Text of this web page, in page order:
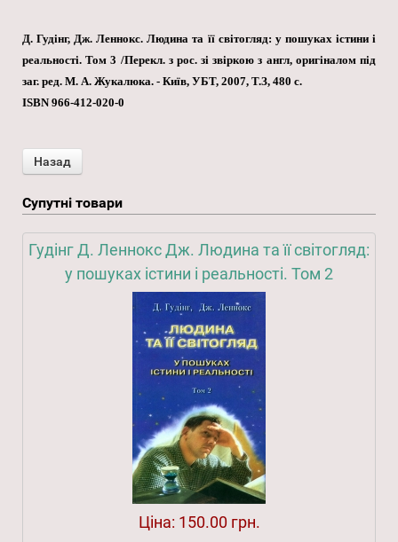
Д. Гудінг, Дж. Леннокс. Людина та її світогляд: у пошуках істини і
реальності. Том 3 /Перекл. з рос. зі звіркою з англ, оригіналом під
заг. ред. М. А. Жукалюка. - Київ, УБТ, 2007, Т.З, 480 с.
ISBN 966-412-020-0
Супутні товари
Гудінг Д. Леннокс Дж. Людина та її світогляд:
у пошуках істини і реальності. Том 2
Ціна: 150.00 грн.